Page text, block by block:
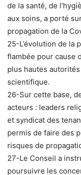
de la santé, de
aux soins, a porté
propagation de la
25-L’évolution de la
flambée pour cause
plus hautes
scientifique.
26-Sur cette base,
acteurs : leaders
et syndicat des
permis de faire des
risques de
27-Le Conseil a
poursuivre les